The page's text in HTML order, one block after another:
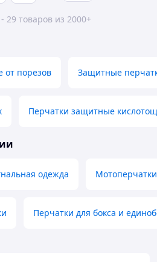
29 товаров из 2000+
порезов Защитные
Перчатки защитные
одежда Мотоперчатки
Перчатки для бокса и